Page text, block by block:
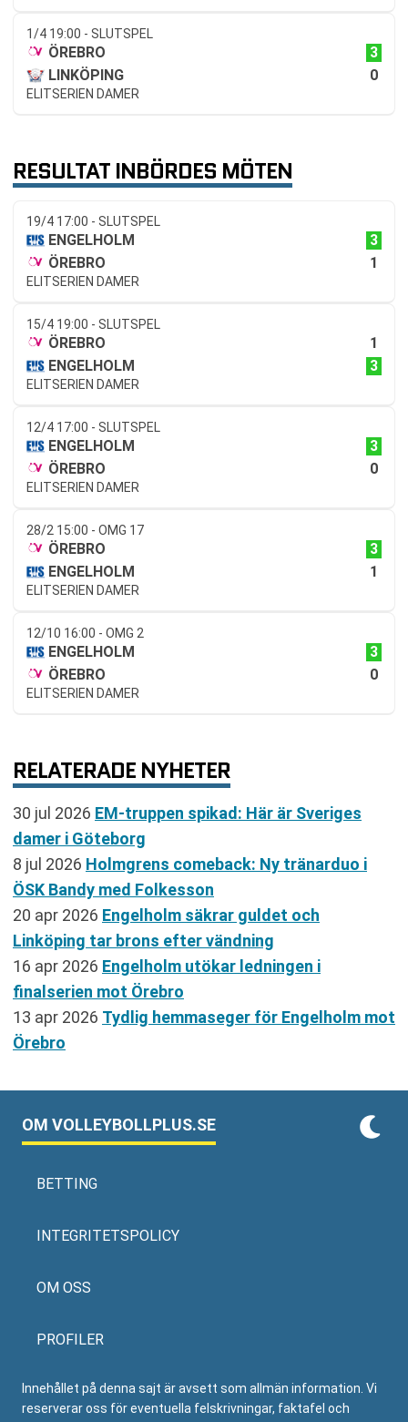
1/4 19:00 - SLUTSPEL
ÖREBRO
3
LINKÖPING
0
ELITSERIEN DAMER
RESULTAT INBÖRDES MÖTEN
19/4 17:00 - SLUTSPEL
ENGELHOLM
3
ÖREBRO
1
ELITSERIEN DAMER
15/4 19:00 - SLUTSPEL
ÖREBRO
1
ENGELHOLM
3
ELITSERIEN DAMER
12/4 17:00 - SLUTSPEL
ENGELHOLM
3
ÖREBRO
0
ELITSERIEN DAMER
28/2 15:00 - OMG 17
ÖREBRO
3
ENGELHOLM
1
ELITSERIEN DAMER
12/10 16:00 - OMG 2
ENGELHOLM
3
ÖREBRO
0
ELITSERIEN DAMER
RELATERADE NYHETER
30 jul 2026 EM-truppen spikad: Här är Sveriges
damer i Göteborg
8 jul 2026 Holmgrens comeback: Ny tränarduo i
ÖSK Bandy med Folkesson
20 apr 2026 Engelholm säkrar guldet och
Linköping tar brons efter vändning
16 apr 2026 Engelholm utökar ledningen i
finalserien mot Örebro
13 apr 2026 Tydlig hemmaseger för Engelholm mot
Örebro
OM VOLLEYBOLLPLUS.SE
BETTING
INTEGRITETSPOLICY
OM OSS
PROFILER
Innehållet på denna sajt är avsett som allmän information. Vi
reserverar oss för eventuella felskrivningar, faktafel och